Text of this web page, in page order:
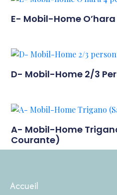
E- Mobil-Home
D- Mobil-Home 2/3
A- Mobil-Home
Courante)
Accueil